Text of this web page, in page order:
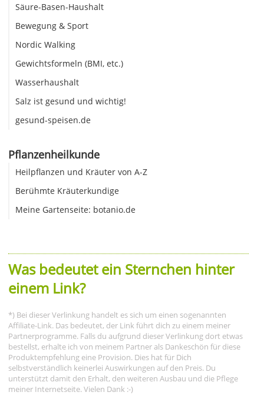
Säure-Basen-Haushalt
Bewegung & Sport
Nordic Walking
Gewichtsformeln (BMI, etc.)
Wasserhaushalt
Salz ist gesund und wichtig!
gesund-speisen.de
Pflanzenheilkunde
Heilpflanzen und Kräuter von A-Z
Berühmte Kräuterkundige
Meine Gartenseite: botanio.de
Was bedeutet ein Sternchen hinter
einem Link?
*) Bei dieser Verlinkung handelt es sich um einen sogenannten
Affiliate-Link. Das bedeutet, der Link führt dich zu einem meiner
Partnerprogramme. Falls du aufgrund dieser Verlinkung dort etwas
bestellst, erhalte ich von meinem Partner als Dankeschön für diese
Produktempfehlung eine Provision. Dies hat für Dich
selbstverständlich keinerlei Auswirkungen auf den Preis. Du
unterstützt damit den Erhalt, den weiteren Ausbau und die Pflege
meiner Internetseite. Vielen Dank :-)